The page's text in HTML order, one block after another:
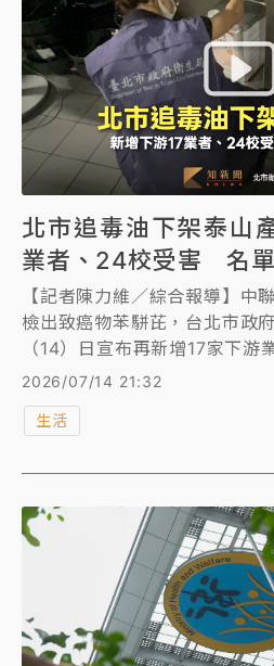
北市追毒油下架泰山
業者、24校受害 名
【記者陳力維／綜合報導】中
檢出致癌物苯駢芘，台北市政
（14）日宣布再新增17家下
學校，並針對泰山相關產品啟
大幅增加校園午餐食安不定期
2026/07/14 21:32
生活